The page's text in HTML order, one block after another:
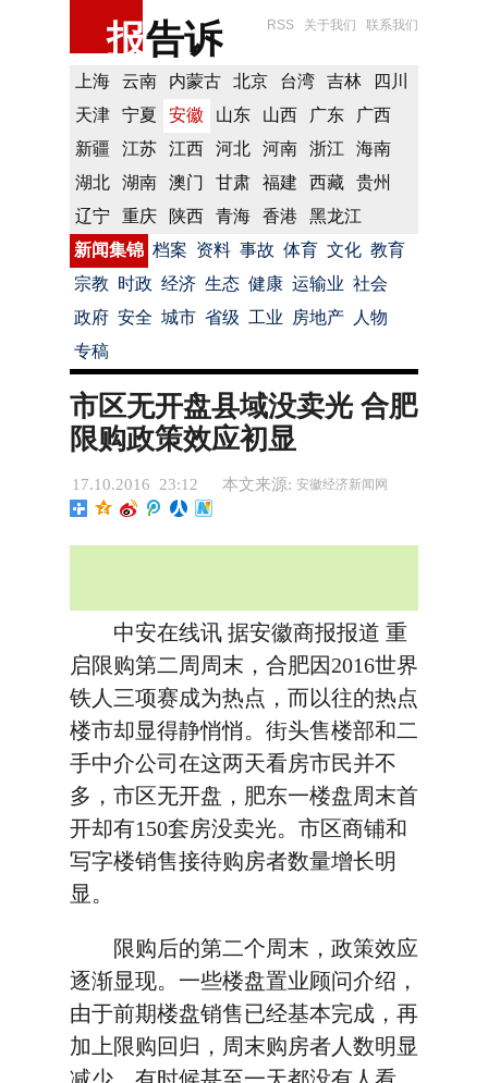
报告诉 RSS 关于我们 联系我们
上海 云南 内蒙古 北京 台湾 吉林
四川
天津
宁夏 安徽 山东 山西 广东
广西
新疆
江苏 江西 河北 河南 浙江
海南
湖北
湖南 澳门 甘肃 福建 西藏
贵州
辽宁
重庆 陕西 青海 香港
黑龙江
新闻集锦 档案 资料 事故 体育 文化 教育
宗教 时政 经济 生态 健康 运输业 社会
政府 安全 城市 省级 工业 房地产
人物
专稿
市区无开盘县域没卖光 合肥
限购政策效应初显
17.10.2016 23:12 本文来源: 安徽经济新闻网
中安在线讯 据安徽商报报道 重
启限购第二周周末，合肥因2016世界
铁人三项赛成为热点，而以往的热点
楼市却显得静悄悄。街头售楼部和二
手中介公司在这两天看房市民并不
多，市区无开盘，肥东一楼盘周末首
开却有150套房没卖光。市区商铺和
写字楼销售接待购房者数量增长明
显。
限购后的第二个周末，政策效应
逐渐显现。一些楼盘置业顾问介绍，
由于前期楼盘销售已经基本完成，再
加上限购回归，周末购房者人数明显